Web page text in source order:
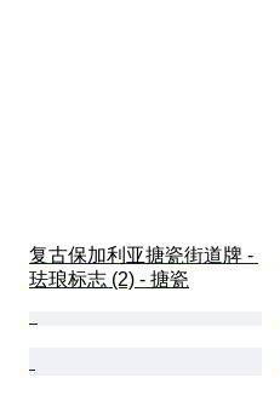
复古保加利亚搪瓷街道牌 -
珐琅标志 (2) - 搪瓷